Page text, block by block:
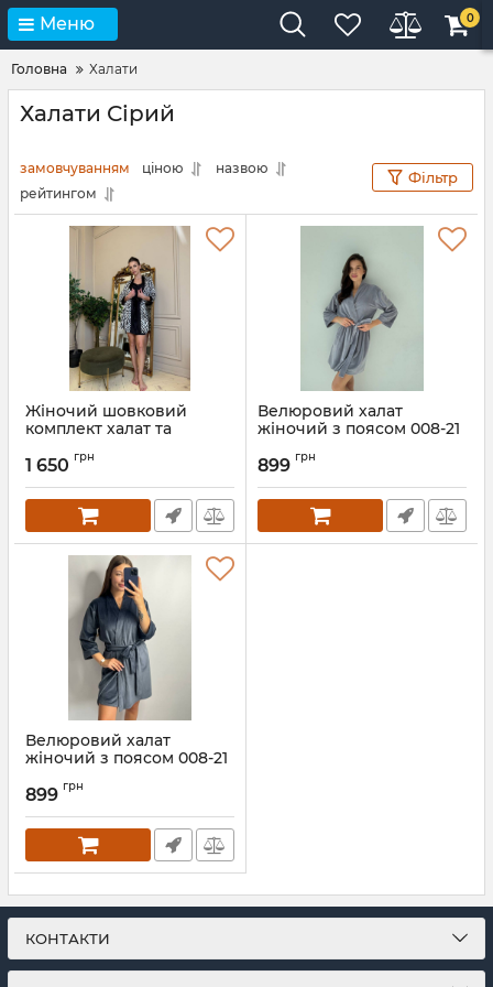
Меню 0
Головна Халати
Халати Сірий
замовчуванням ціною
назвою
рейтингом
Фільтр
Жіночий шовковий
комплект халат та
Артикул:
1 650 грн
Велюровий халат
жіночий з поясом 008-21
Артикул:
899 грн
Велюровий халат
жіночий з поясом 008-21
Артикул:
899 грн
КОНТАКТИ